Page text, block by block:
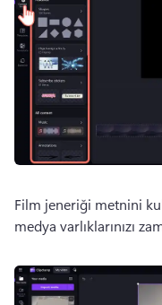
Film jeneriği metnini
medya varlıklarınızı